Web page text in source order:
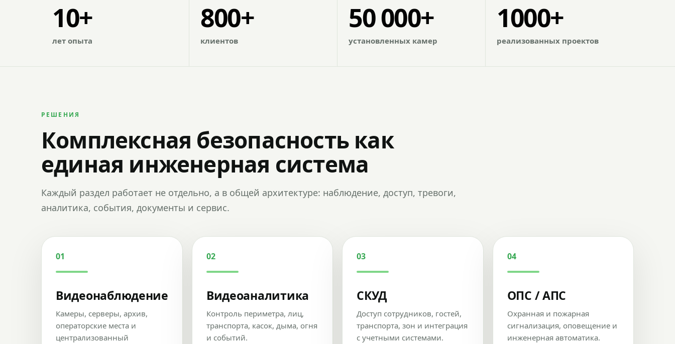
10+
лет опыта
800+
клиентов
50 000+
установленных камер
1000+
реализованных проектов
РЕШЕНИЯ
Комплексная безопасность как
единая инженерная система
Каждый раздел работает не отдельно, а в общей архитектуре: наблюдение, доступ, тревоги,
аналитика, события, документы и сервис.
01
Видеонаблюдение
Камеры, серверы, архив,
операторские места и
централизованный
02
Видеоаналитика
Контроль периметра, лиц,
транспорта, касок, дыма, огня
и событий.
03
СКУД
Доступ сотрудников, гостей,
транспорта, зон и интеграция
с учетными системами.
04
ОПС / АПС
Охранная и пожарная
сигнализация, оповещение и
инженерная автоматика.